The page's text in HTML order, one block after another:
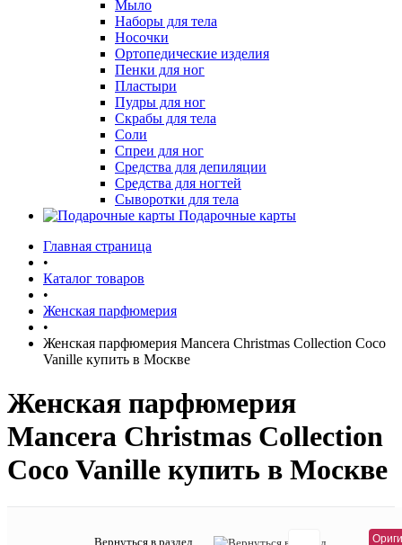
Мыло
Наборы для тела
Носочки
Ортопедические изделия
Пенки для ног
Пластыри
Пудры для ног
Скрабы для тела
Соли
Спреи для ног
Средства для депиляции
Средства для ногтей
Сыворотки для тела
Подарочные карты
Главная страница
•
Каталог товаров
•
Женская парфюмерия
•
Женская парфюмерия Mancera Christmas Collection Coco
Vanille купить в Москве
Женская парфюмерия
Mancera Christmas Collection
Coco Vanille купить в Москве
Вернуться в раздел 9